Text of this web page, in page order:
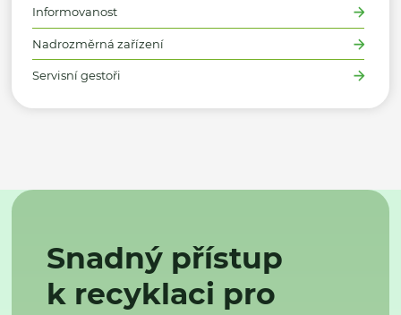
Informovanost
Nadrozměrná zařízení
Servisní gestoři
Snadný přístup
k recyklaci pro